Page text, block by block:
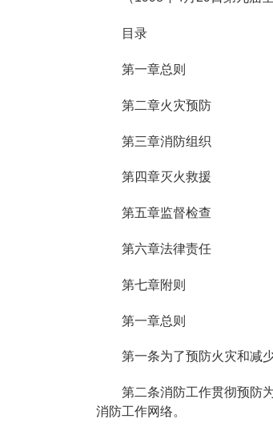
目录
第一章总则
第二章火灾预防
第三章消防组织
第四章灭火救援
第五章监督检查
第六章法律责任
第七章附则
第一章总则
第一条为了预防火灾和减
第二条消防工作贯彻预防
消防工作网络。